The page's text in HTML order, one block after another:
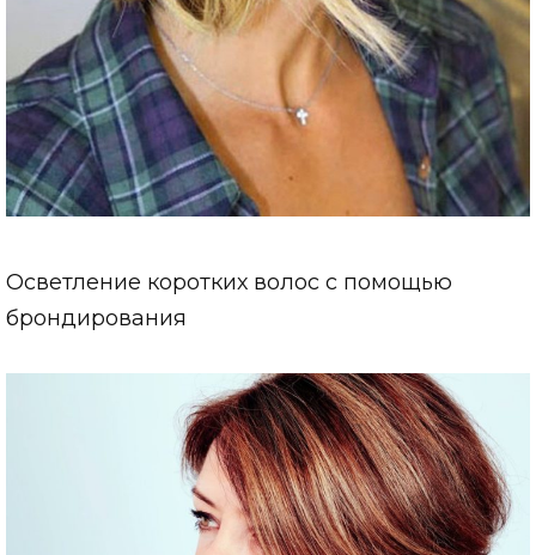
Осветление коротких волос с помощью
брондирования